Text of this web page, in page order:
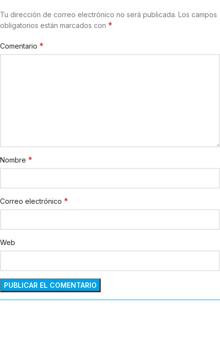
Tu dirección de correo electrónico no será publicada. Los campos
obligatorios están marcados con *
Comentario *
Nombre *
Correo electrónico *
Web